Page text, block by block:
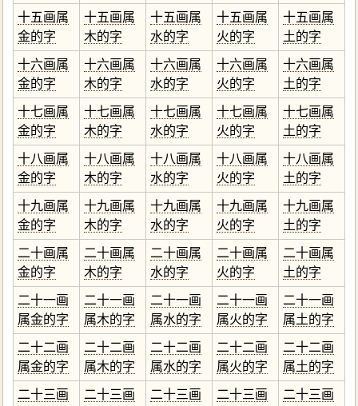
十五画属
金的字
十五画属
木的字
十五画属
水的字
十五画属
火的字
十五画属
土的字
十六画属
金的字
十六画属
木的字
十六画属
水的字
十六画属
火的字
十六画属
土的字
十七画属
金的字
十七画属
木的字
十七画属
水的字
十七画属
火的字
十七画属
土的字
十八画属
金的字
十八画属
木的字
十八画属
水的字
十八画属
火的字
十八画属
土的字
十九画属
金的字
十九画属
木的字
十九画属
水的字
十九画属
火的字
十九画属
土的字
二十画属
金的字
二十画属
木的字
二十画属
水的字
二十画属
火的字
二十画属
土的字
二十一画
属金的字
二十一画
属木的字
二十一画
属水的字
二十一画
属火的字
二十一画
属土的字
二十二画
属金的字
二十二画
属木的字
二十二画
属水的字
二十二画
属火的字
二十二画
属土的字
二十三画
二十三画
二十三画
二十三画
二十三画